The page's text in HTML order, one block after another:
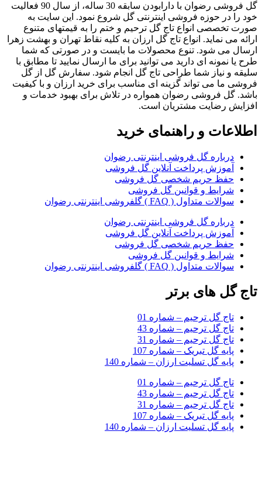
گل فروشی رضوان با دارابودن سابقه 30 ساله، از سال 90 فعالیت
خود را در حوزه فروشی اینترنتی گل شروع نمود. این سایت به
صورت تخصصی انواع تاج گل ترحیم و ختم را به قیمتهای متنوع
ارائه می نماید. انواع تاج گل ارزان به کلیه نقاط تهران و بهشت زهرا
ارسال می شود. تنوع محصولات ما بایست و در صورتی که شما
طرح یا نمونه ای دارید می توانید برای ما ارسال نمایید تا مطابق با
سلیقه و نیاز شما طراحی تاج گل انجام شود. سفارش گل از گل
فروشی ما می تواند گزینه ای مناسب برای خرید ارزان و با کیفیت
باشد. گل فروشی رضوان همواره در تلاش برای بهبود خدمات و
افزایش رضایت مشتریان است.
اطلاعات و راهنمای خرید
درباره گل فروشی اینترنتی رضوان
آموزش پرداخت آنلاین گل فروشی
حفظ حریم شخصی گل فروشی
شرایط و قوانین گل فروشی
سوالات متداول ( FAQ ) گلفروشی اینترنتی رضوان
درباره گل فروشی اینترنتی رضوان
آموزش پرداخت آنلاین گل فروشی
حفظ حریم شخصی گل فروشی
شرایط و قوانین گل فروشی
سوالات متداول ( FAQ ) گلفروشی اینترنتی رضوان
تاج گل های برتر
تاج گل ترحیم – شماره 01
تاج گل ترحیم – شماره 43
تاج گل ترحیم – شماره 31
پایه گل تبریک – شماره 107
پایه گل تسلیت ارزان – شماره 140
تاج گل ترحیم – شماره 01
تاج گل ترحیم – شماره 43
تاج گل ترحیم – شماره 31
پایه گل تبریک – شماره 107
پایه گل تسلیت ارزان – شماره 140